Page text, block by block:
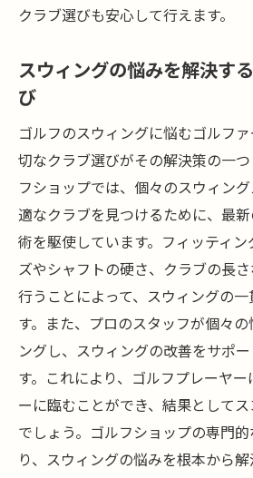
クラブ選びも安心して行えます。
スウィングの悩みを解決す
び
ゴルフのスウィングに悩むゴルフ
切なクラブ選びがその解決策の一
フショップでは、個々のスウィン
適なクラブを見つけるために、最
術を駆使しています。フィッティ
ズやシャフトの硬さ、クラブの長
行うことによって、スウィングの
す。また、プロのスタッフが個々
ングし、スウィングの改善をサポ
す。これにより、ゴルフプレーヤ
ーに臨むことができ、結果として
でしょう。ゴルフショップの専門
り、スウィングの悩みを根本から